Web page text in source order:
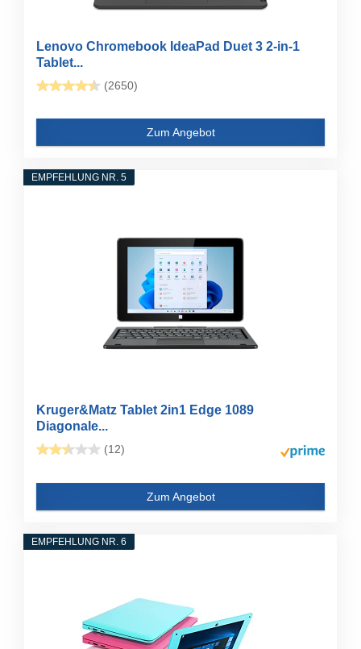
Lenovo Chromebook IdeaPad Duet 3 2-in-1
Tablet...
(2650)
Zum Angebot
EMPFEHLUNG NR. 5
Kruger&Matz Tablet 2in1 Edge 1089
Diagonale...
(12)
Zum Angebot
EMPFEHLUNG NR. 6